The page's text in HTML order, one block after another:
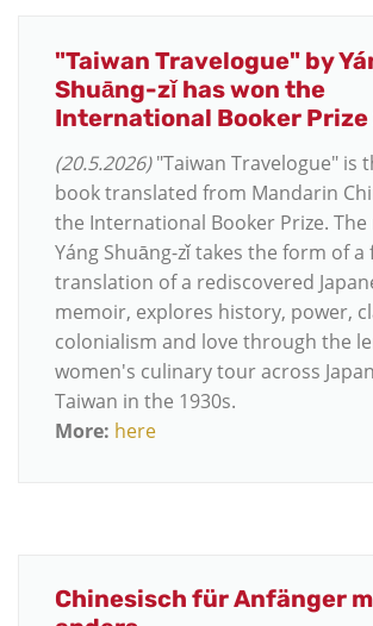
"Taiwan Travelogue" by
Shuāng-zǐ has won the
International Booker
(20.5.2026)"Taiwan Travelogue" is
book translated from Mandarin
the International Booker Prize. The
Yáng Shuāng-zǐ takes the form of a
translation of a rediscovered
memoir, explores history, power,
colonialism and love through the
women's culinary tour across
Taiwan in the 1930s.
More: here
Chinesisch für Anfänger